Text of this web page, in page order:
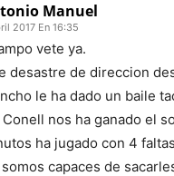
Manuel
2017 En 16:35
vete ya.
desastre de direccion
le ha dado un baile
Conell nos ha ganado el
ha jugado con 4
capaces de